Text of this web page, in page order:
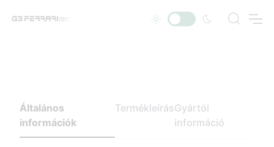
Általános
információk
TermékleírásGyártói
információ